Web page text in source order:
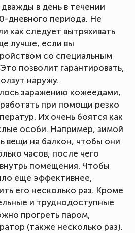
в день в течении
дневного периода. Не
как следует вытряхивать
лучше, если вы
со специальным
позволит гарантировать,
наружу.
заражению кожеедами,
при помощи резко
Их очень боятся как
особи. Например, зимой
вещи на балкон, чтобы они
часов, после чего
помещения. Чтобы
еще эффективнее,
его несколько раз. Кроме
и труднодоступные
прогреть паром,
(также несколько раз).